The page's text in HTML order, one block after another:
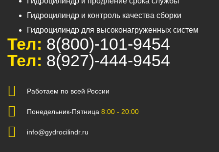
Гидроцилиндр и контроль качества сборки
Гидроцилиндр для высоконагруженных систем
Тел: 8(800)-101-9454
Тел: 8(927)-444-9454
Работаем по всей России
Понедельник-Пятница 8:00 - 20:00
info@gydrocilindr.ru